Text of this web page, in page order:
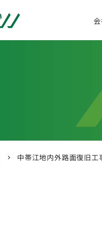
中帯江地内外路面復旧工